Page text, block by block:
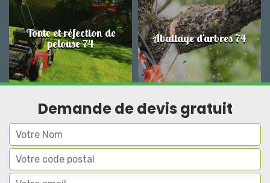
Tonte et réfection de
pelouse 74 Abattage d'arbres 74
Demande de devis gratuit